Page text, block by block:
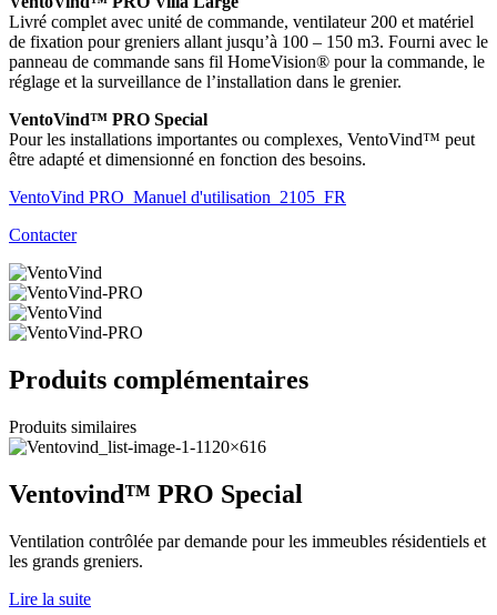
Livré complet avec unité de commande, ventilateur 200 et matériel
de fixation pour greniers allant jusqu’à 100 – 150 m3. Fourni avec le
panneau de commande sans fil HomeVision® pour la commande, le
réglage et la surveillance de l’installation dans le grenier.
VentoVind™ PRO Special
Pour les installations importantes ou complexes, VentoVind™ peut
être adapté et dimensionné en fonction des besoins.
VentoVind PRO_Manuel d'utilisation_2105_FR
Contacter
Produits complémentaires
Produits similaires
Ventovind™ PRO Special
Ventilation contrôlée par demande pour les immeubles résidentiels et
les grands greniers.
Lire la suite